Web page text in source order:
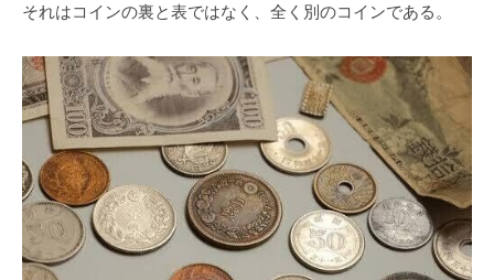
それはコインの裏と表ではなく、全く別のコインである。